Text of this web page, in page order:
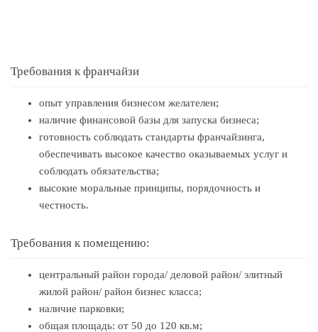
Требования к франчайзи
опыт управления бизнесом желателен;
наличие финансовой базы для запуска бизнеса;
готовность соблюдать стандарты франчайзинга,
обеспечивать высокое качество оказываемых услуг и
соблюдать обязательства;
высокие моральные принципы, порядочность и
честность.
Требования к помещению:
центральный район города/ деловой район/ элитный
жилой район/ район бизнес класса;
наличие парковки;
общая площадь: от 50 до 120 кв.м;